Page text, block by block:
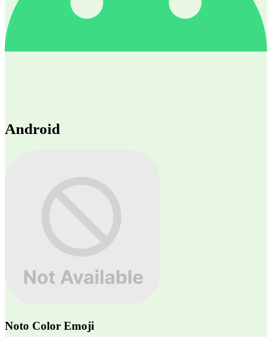
Android
Noto Color Emoji